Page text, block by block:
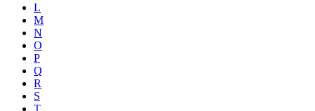
L
M
N
O
P
Q
R
S